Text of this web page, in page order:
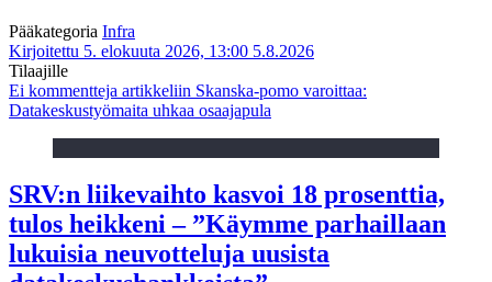
Pääkategoria Infra
Kirjoitettu 5. elokuuta 2026, 13:00 5.8.2026
Tilaajille
Ei kommentteja artikkeliin Skanska-pomo varoittaa:
Datakeskustyömaita uhkaa osaajapula
SRV:n liikevaihto kasvoi 18 prosenttia,
tulos heikkeni – ”Käymme parhaillaan
lukuisia neuvotteluja uusista